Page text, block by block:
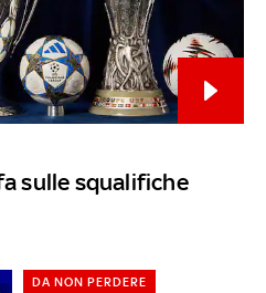
sulle squalifiche
DA NON PERDERE